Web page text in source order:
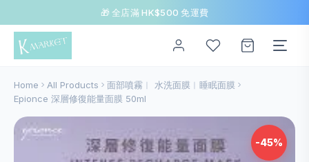
🎁 全店滿 HK$500 免運費
Home All Products
面部噴霧︱ 水洗面膜︱睡眠面膜
Epionce 深層修復能量面膜 50ml
-45%